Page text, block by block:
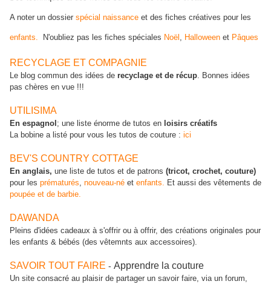
A noter un dossier spécial naissance et des fiches créatives pour les
enfants. N'oubliez pas les fiches spéciales Noël , Halloween et Pâques
RECYCLAGE ET COMPAGNIE
Le blog commun des idées de recyclage et de récup. Bonnes idées
pas chères en vue !!!
UTILISIMA
En espagnol ; une liste énorme de tutos en loisirs créatifs
La bobine a listé pour vous les tutos de couture : ici
BEV'S COUNTRY COTTAGE
En anglais, une liste de tutos et de patrons (tricot, crochet, couture)
pour les prématurés, nouveau-né et enfants. Et aussi des vêtements de
poupée et de barbie.
DAWANDA
Pleins d'idées cadeaux à s'offrir ou à offrir, des créations originales pour
les enfants & bébés (des vêtemnts aux accessoires).
SAVOIR TOUT FAIRE - Apprendre la couture
Un site consacré au plaisir de partager un savoir faire, via un forum,